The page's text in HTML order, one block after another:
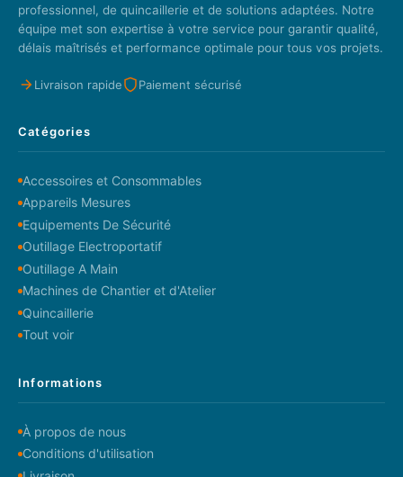
professionnel, de quincaillerie et de solutions adaptées. Notre
équipe met son expertise à votre service pour garantir qualité,
délais maîtrisés et performance optimale pour tous vos projets.
Livraison rapide Paiement sécurisé
Catégories
Accessoires et Consommables
Appareils Mesures
Equipements De Sécurité
Outillage Electroportatif
Outillage A Main
Machines de Chantier et d'Atelier
Quincaillerie
Tout voir
Informations
À propos de nous
Conditions d'utilisation